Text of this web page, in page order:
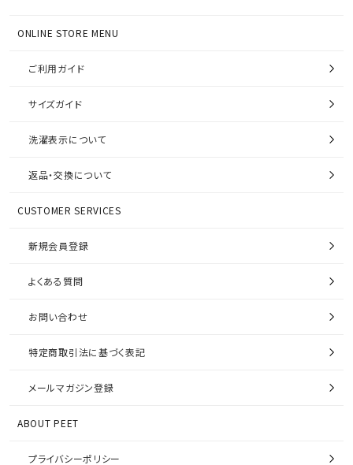
ONLINE STORE MENU
ご利用ガイド
サイズガイド
洗濯表示について
返品・交換について
CUSTOMER SERVICES
新規会員登録
よくある質問
お問い合わせ
特定商取引法に基づく表記
メールマガジン登録
ABOUT PEET
プライバシーポリシー